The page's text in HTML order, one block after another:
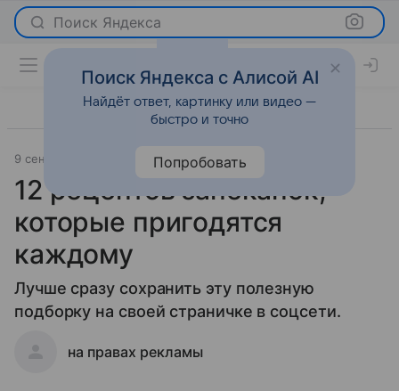
Поиск Яндекса
9 сентября 2015 Новости
12 рецептов запеканок,
которые пригодятся
каждому
Лучше сразу сохранить эту полезную
подборку на своей страничке в соцсети.
на правах рекламы
Поиск Яндекса с Алисой AI
Найдёт ответ, картинку или видео —
быстро и точно
Попробовать